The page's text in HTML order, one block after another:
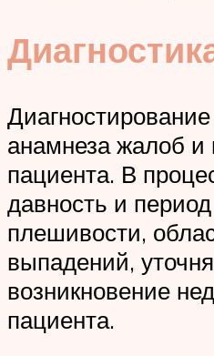
анамнеза жалоб и
пациента. В
давность и
плешивости,
выпадений,
возникновение
пациента.